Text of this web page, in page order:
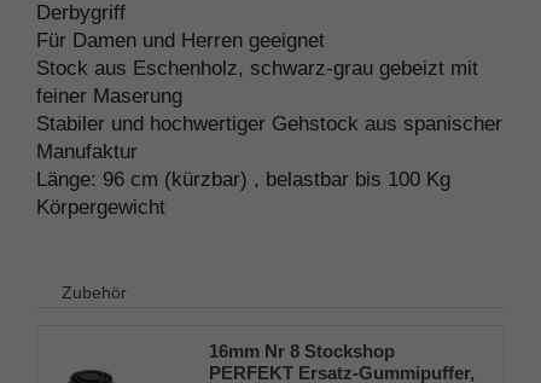
Derbygriff
Für Damen und Herren geeignet
Stock aus Eschenholz, schwarz-grau gebeizt mit
feiner Maserung
Stabiler und hochwertiger Gehstock aus spanischer
Manufaktur
Länge: 96 cm (kürzbar) , belastbar bis 100 Kg
Körpergewicht
Zubehör
16mm Nr 8 Stockshop
PERFEKT Ersatz-Gummipuffer,